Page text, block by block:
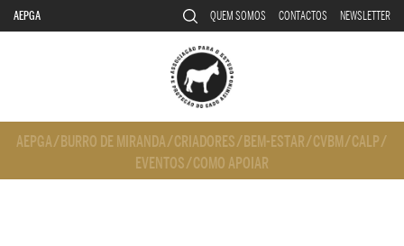
AEPGA QUEM SOMOS CONTACTOS NEWSLETTER
AEPGA/ BURRO DE MIRANDA/CRIADORES/ BEM-ESTAR/CVBM/CALP/
EVENTOS/COMO APOIAR